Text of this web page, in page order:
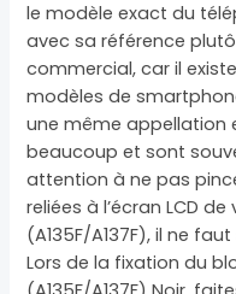
le modèle exact du
avec sa référence
commercial, car il
modèles de
une même appellation
beaucoup et sont
attention à ne pas
reliées à l’écran LCD
(A135F/A137F), il ne
Lors de la fixation du